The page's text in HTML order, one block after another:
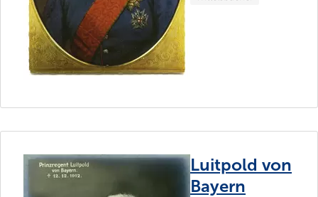
Luitpold von
Bayern